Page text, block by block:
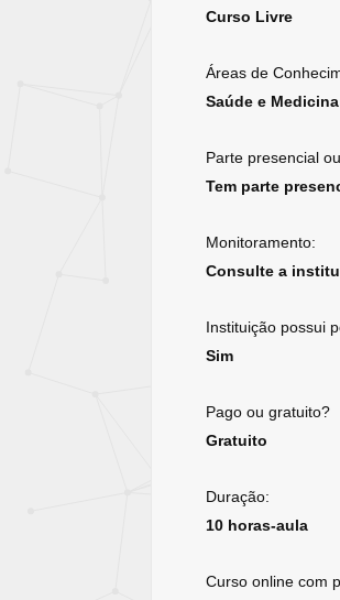
Curso Livre
Áreas de
Saúde e Medicina
Parte presencial
Tem parte
Monitoramento:
Consulte a
Instituição possui
Sim
Pago ou gratuito?
Gratuito
Duração:
10 horas-aula
Curso online com